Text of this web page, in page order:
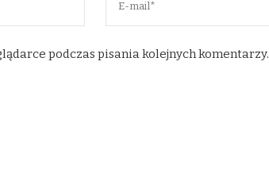
podczas pisania kolejnych komentarzy.